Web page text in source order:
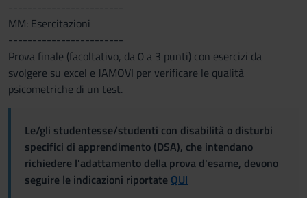
------------------------
MM: Esercitazioni
------------------------
Prova finale (facoltativo, da 0 a 3 punti) con esercizi da
svolgere su excel e JAMOVI per verificare le qualità
psicometriche di un test.
Le/gli studentesse/studenti con disabilità o disturbi
specifici di apprendimento (DSA), che intendano
richiedere l'adattamento della prova d'esame, devono
seguire le indicazioni riportate QUI